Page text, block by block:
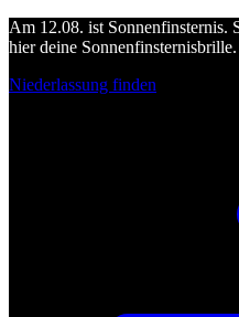
Am 12.08. ist Sonnenfinsternis.
hier deine
Niederlassung finden